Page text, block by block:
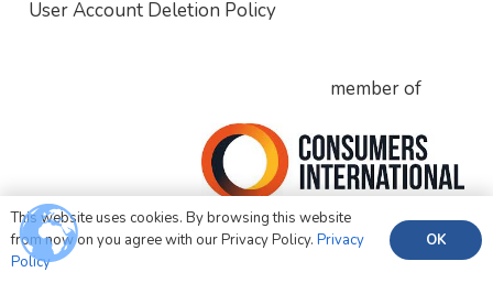
User Account Deletion Policy
member of
This website uses cookies. By browsing this website
from now on you agree with our Privacy Policy. Privacy
Policy
OK